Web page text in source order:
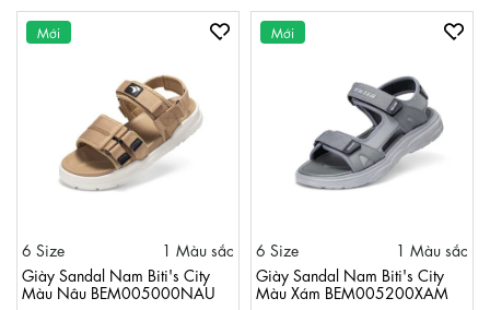
Mới
6 Size
1 Màu sắc
Giày Sandal Nam Biti's City
Màu Nâu BEM005000NAU
Mới
6 Size
1 Màu sắc
Giày Sandal Nam Biti's City
Màu Xám BEM005200XAM